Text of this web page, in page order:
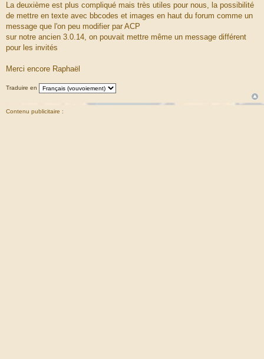
La deuxième est plus compliqué mais très utiles pour nous, la possibilité
de mettre en texte avec bbcodes et images en haut du forum comme un
message que l'on peu modifier par ACP
sur notre ancien 3.0.14, on pouvait mettre même un message différent
pour les invités
Merci encore Raphaël
Traduire en
Contenu publicitaire :